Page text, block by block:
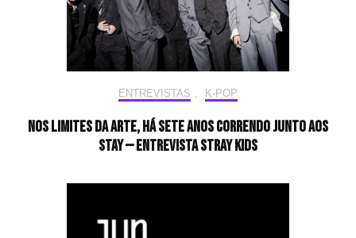
ENTREVISTAS K-POP
Nos limites da arte, há sete anos correndo junto aos
STAY — Entrevista Stray Kids